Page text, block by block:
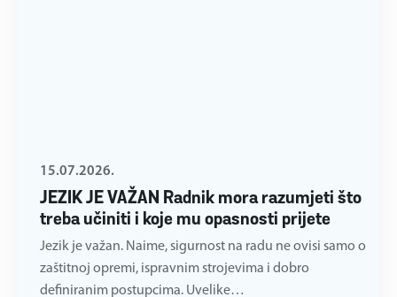
JEZIK JE VAŽAN Radnik mora razumjeti što
treba učiniti i koje mu opasnosti prijete
15.07.2026.
Jezik je važan. Naime, sigurnost na radu ne ovisi samo o
zaštitnoj opremi, ispravnim strojevima i dobro
definiranim postupcima. Uvelike…